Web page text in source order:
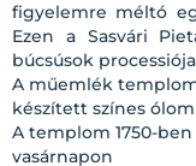
figyelemre méltó
Ezen a Sasvári
búcsúsok
A műemlék
készített színes
A templom 1750-
vasárnapon